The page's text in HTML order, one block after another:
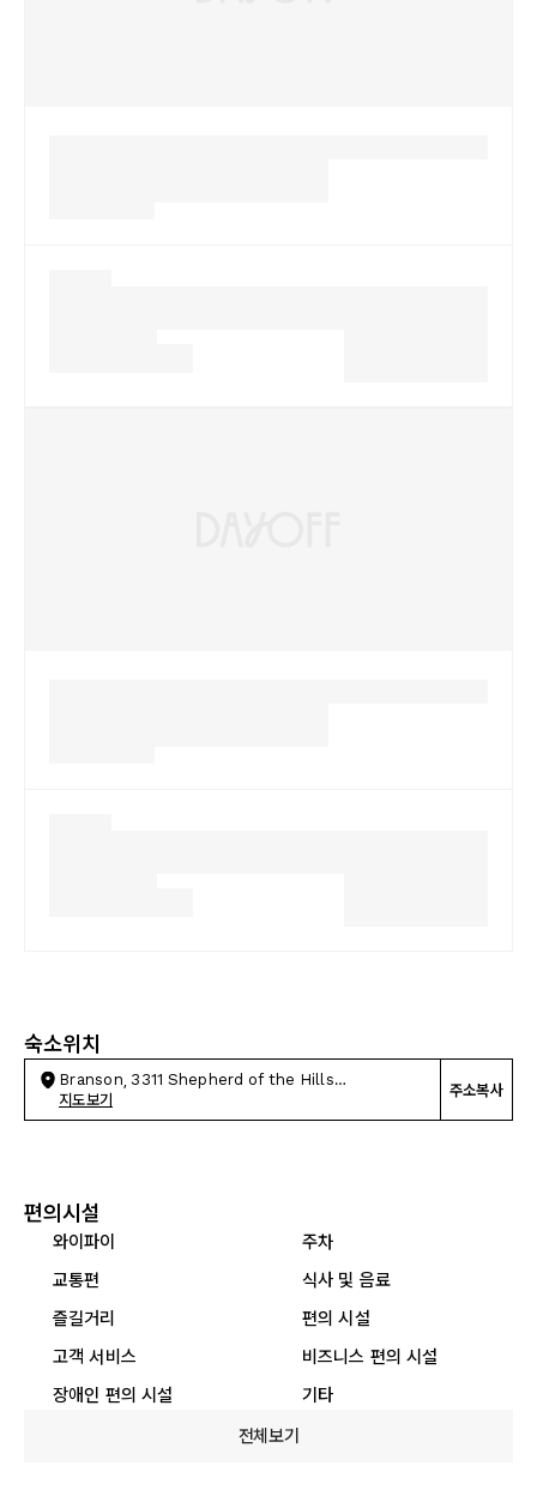
숙소위치
Branson, 3311 Shepherd of the Hills
Expressway
지도보기
주소복사
편의시설
와이파이
주차
교통편
식사 및 음료
즐길거리
편의 시설
고객 서비스
비즈니스 편의 시설
장애인 편의 시설
기타
전체보기